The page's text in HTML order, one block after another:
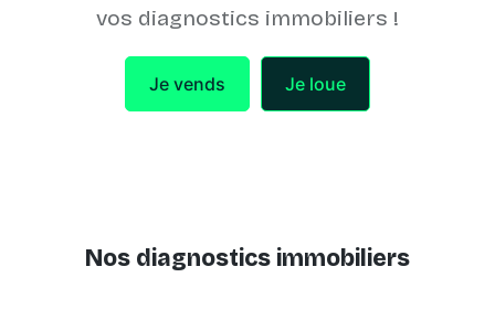
vos diagnostics immobiliers !
Je vends Je loue
Nos diagnostics immobiliers